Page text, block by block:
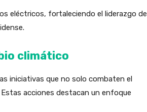
eléctricos, fortaleciendo el liderazgo de
climático
iniciativas que no solo combaten el
acciones destacan un enfoque